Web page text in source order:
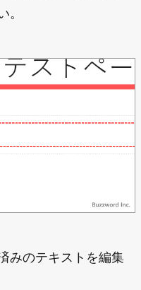
。
みのテキストを編集